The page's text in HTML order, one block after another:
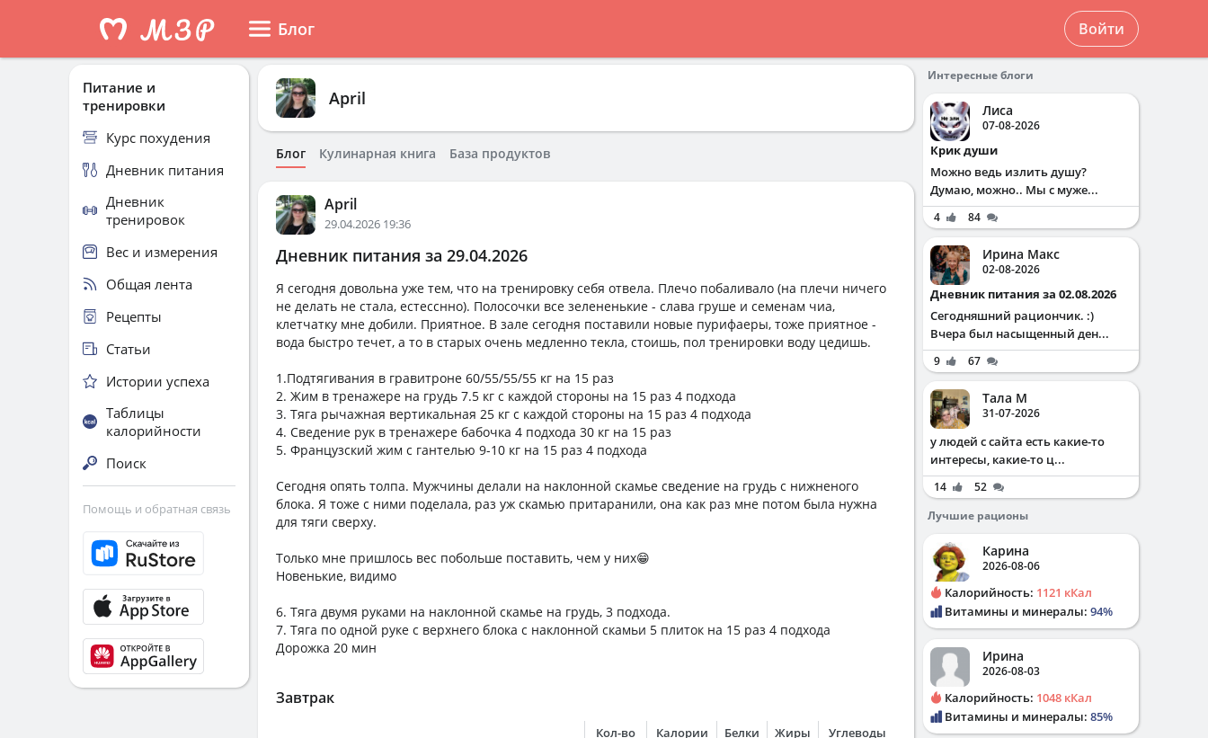
Блог Войти
April
Блог Кулинарная книга База продуктов
April
29.04.2026 19:36
Дневник питания за 29.04.2026
Я сегодня довольна уже тем, что на тренировку себя отвела. Плечо побаливало (на плечи ничего
не делать не стала, естесснно). Полосочки все зелененькие - слава груше и семенам чиа,
клетчатку мне добили. Приятное. В зале сегодня поставили новые пурифаеры, тоже приятное -
вода быстро течет, а то в старых очень медленно текла, стоишь, пол тренировки воду цедишь.
1.Подтягивания в гравитроне 60/55/55/55 кг на 15 раз
2. Жим в тренажере на грудь 7.5 кг с каждой стороны на 15 раз 4 подхода
3. Тяга рычажная вертикальная 25 кг с каждой стороны на 15 раз 4 подхода
4. Сведение рук в тренажере бабочка 4 подхода 30 кг на 15 раз
5. Французский жим с гантелью 9-10 кг на 15 раз 4 подхода
Сегодня опять толпа. Мужчины делали на наклонной скамье сведение на грудь с нижненого
блока. Я тоже с ними поделала, раз уж скамью притаранили, она как раз мне потом была нужна
для тяги сверху.
Только мне пришлось вес побольше поставить, чем у них😁
Новенькие, видимо
6. Тяга двумя руками на наклонной скамье на грудь, 3 подхода.
7. Тяга по одной руке с верхнего блока с наклонной скамьи 5 плиток на 15 раз 4 подхода
Дорожка 20 мин
Завтрак
Кол-во Калории Белки Жиры Углеводы
Питание и
тренировки
Курс похудения
Дневник питания
Дневник
тренировок
Вес и измерения
Общая лента
Рецепты
Статьи
Истории успеха
Таблицы
калорийности
Поиск
Помощь и обратная связь
Интересные блоги
Лиса
07-08-2026
Крик души
Можно ведь излить душу?
Думаю, можно.. Мы с муже...
4 84
Ирина Макс
02-08-2026
Дневник питания за 02.08.2026
Сегодняшний рациончик. :)
Вчера был насыщенный ден...
9 67
Тала М
31-07-2026
у людей с сайта есть какие-то
интересы, какие-то ц...
14
52
Лучшие рационы
Карина
2026-08-06
Калорийность: 1121 кКал
Витамины и минералы: 94%
Ирина
2026-08-03
Калорийность: 1048 кКал
Витамины и минералы: 85%